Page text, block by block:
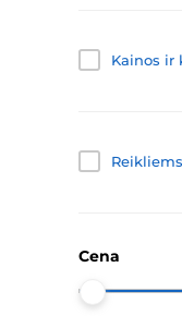
Kainos ir
Reikliems
Cena